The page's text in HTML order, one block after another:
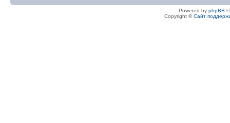
Powered by phpBB
Copyright ©Сайт